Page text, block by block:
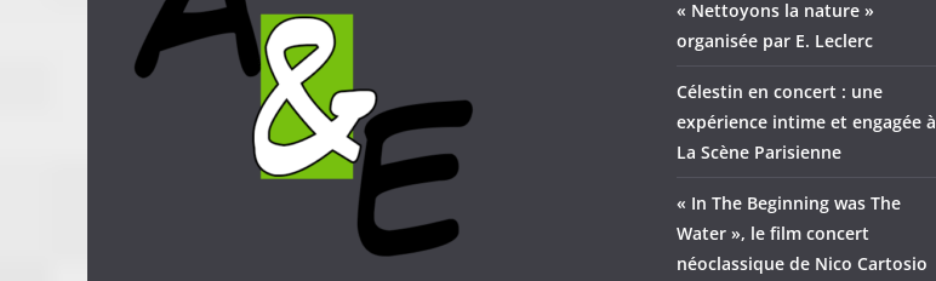
« Nettoyons la nature »
organisée par E. Leclerc
Célestin en concert : une
expérience intime et engagée à
La Scène Parisienne
« In The Beginning was The
Water », le film concert
néoclassique de Nico Cartosio